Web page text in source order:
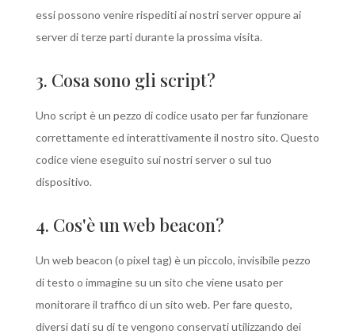
essi possono venire rispediti ai nostri server oppure ai
server di terze parti durante la prossima visita.
3. Cosa sono gli script?
Uno script è un pezzo di codice usato per far funzionare
correttamente ed interattivamente il nostro sito. Questo
codice viene eseguito sui nostri server o sul tuo
dispositivo.
4. Cos'è un web beacon?
Un web beacon (o pixel tag) è un piccolo, invisibile pezzo
di testo o immagine su un sito che viene usato per
monitorare il traffico di un sito web. Per fare questo,
diversi dati su di te vengono conservati utilizzando dei